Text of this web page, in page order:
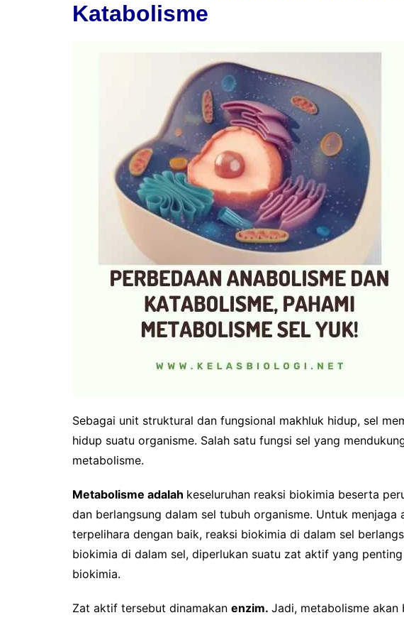
Katabolisme
Sebagai unit struktural dan fungsional makhluk hidup, sel
hidup suatu organisme. Salah satu fungsi sel yang
metabolisme.
Metabolisme adalah keseluruhan reaksi biokimia beserta
dan berlangsung dalam sel tubuh organisme. Untuk menjaga
terpelihara dengan baik, reaksi biokimia di dalam sel
biokimia di dalam sel, diperlukan suatu zat aktif yang
biokimia.
Zat aktif tersebut dinamakan enzim. Jadi, metabolisme akan